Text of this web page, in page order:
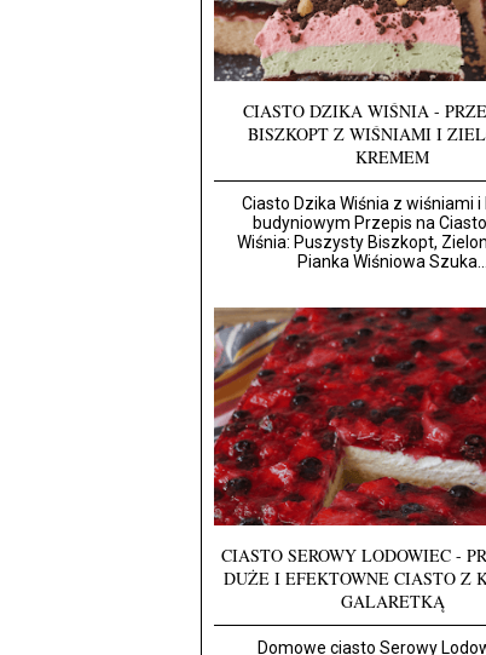
CIASTO DZIKA WIŚNIA -
BISZKOPT Z WIŚNIAMI I
KREMEM
Ciasto Dzika Wiśnia z wiśniami
budyniowym Przepis na
Wiśnia: Puszysty Biszkopt,
Pianka Wiśniowa Szuka...
CIASTO SEROWY LODOWIEC -
DUŻE I EFEKTOWNE CIASTO Z
GALARETKĄ
Domowe ciasto Serowy